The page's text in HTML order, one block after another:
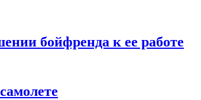
бойфренда к ее работе